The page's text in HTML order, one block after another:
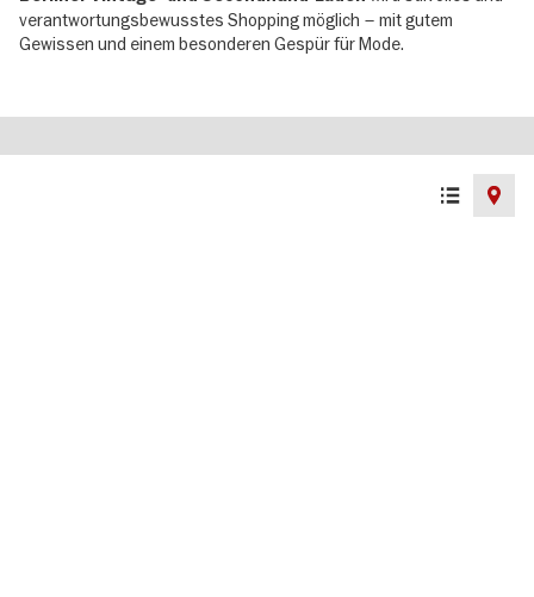
verantwortungsbewusstes Shopping möglich – mit gutem
Gewissen und einem besonderen Gespür für Mode.
Listenansicht